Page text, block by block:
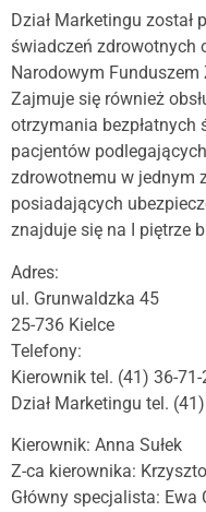
Dział Marketingu został
świadczeń zdrowotnych
Narodowym
Zajmuje się również
otrzymania bezpłatnych
pacjentów
zdrowotnemu w jednym
posiadających
znajduje się na I piętrze
Adres:
ul. Grunwaldzka 45
25-736 Kielce
Telefony:
Kierownik tel. (41) 36-
Dział Marketingu tel.
Kierownik: Anna Sułek
Z-ca kierownika:
Główny specjalista: Ewa